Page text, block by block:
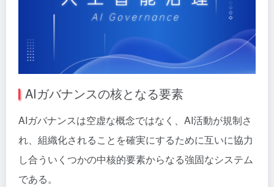
AIガバナンスの核となる要素
AIガバナンスは空虚な概念ではなく、AI活動が規制さ
れ、組織化されることを確実にするために互いに協力
し合ういくつかの中核的要素からなる強固なシステム
である。